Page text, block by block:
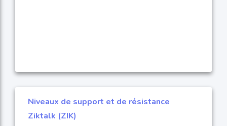
Niveaux de support et de résistance
Ziktalk (ZIK)